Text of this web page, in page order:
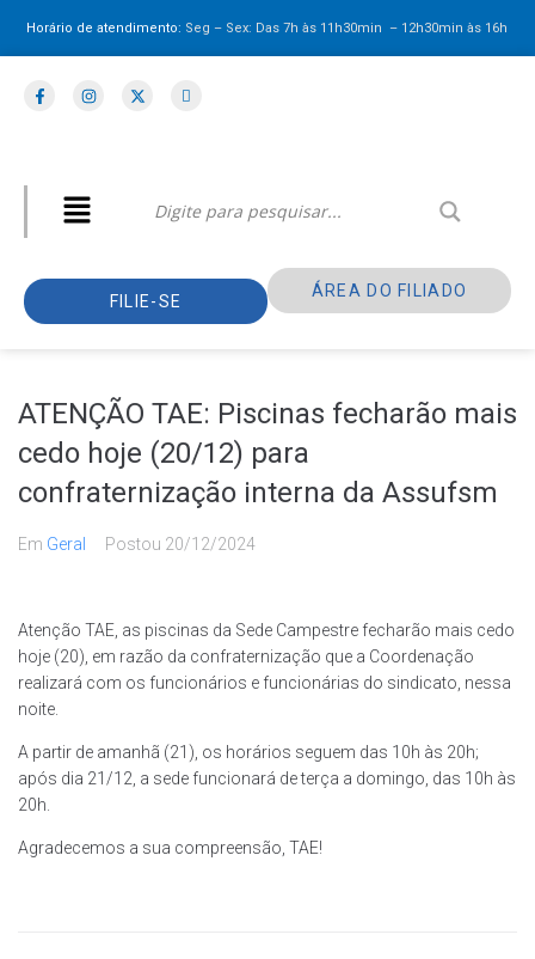
Horário de atendimento: Seg – Sex: Das 7h às 11h30min – 12h30minàs 16h
FILIE-SE
ÁREA DO FILIADO
ATENÇÃO TAE: Piscinas fecharão mais
cedo hoje (20/12) para
confraternização interna da Assufsm
Em Geral Postou 20/12/2024
Atenção TAE, as piscinas da Sede Campestre fecharão mais cedo
hoje (20), em razão da confraternização que a Coordenação
realizará com os funcionários e funcionárias do sindicato, nessa
noite.
A partir de amanhã (21), os horários seguem das 10h às 20h;
após dia 21/12, a sede funcionará de terça a domingo, das 10h às
20h.
Agradecemos a sua compreensão, TAE!